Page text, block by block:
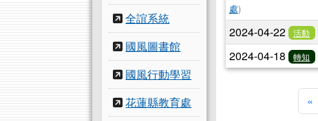
全誼系統
國風圖書館
國風行動學習
花蓮縣教育處
處)
2024-04-22 活動
2024-04-18 轉知
«